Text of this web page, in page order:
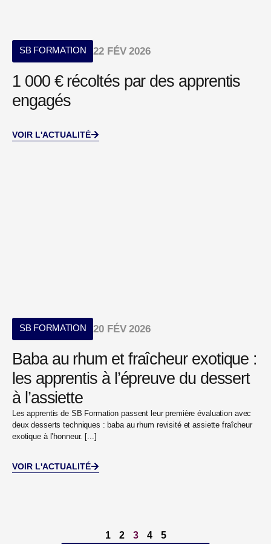
SB FORMATION 22 FÉV 2026
1 000 € récoltés par des apprentis
engagés
VOIR L'ACTUALITÉ
SB FORMATION 20 FÉV 2026
Baba au rhum et fraîcheur exotique :
les apprentis à l’épreuve du dessert
à l’assiette
Les apprentis de SB Formation passent leur première évaluation avec
deux desserts techniques : baba au rhum revisité et assiette fraîcheur
exotique à l’honneur. [...]
VOIR L'ACTUALITÉ
1 2 3 4 5